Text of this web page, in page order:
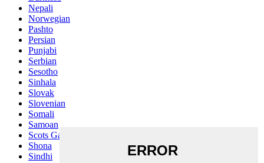
Nepali
Norwegian
Pashto
Persian
Punjabi
Serbian
Sesotho
Sinhala
Slovak
Slovenian
Somali
Samoan
Scots Gaelic
Shona
Sindhi